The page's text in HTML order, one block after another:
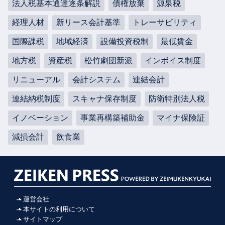
法人税基本通達逐条解説 債権放棄 源泉税
経理人材 新リース会計基準 トレーサビリティ
国際課税 地域経済 設備投資税制 最低賃金
地方税 資産税 松竹劇団新派 インボイス制度
リニューアル 会計システム 連結会計
連結納税制度 スキャナ保存制度 防衛特別法人税
イノベーション 事業再構築補助金 マイナ保険証
減損会計 飲食業
運営会社
本サイトの利用について
サイトマップ